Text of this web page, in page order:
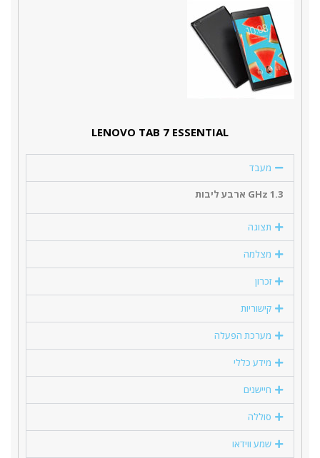
LENOVO TAB 7 ESSENTIAL
מעבד
1.3 GHz ארבע ליבות
תצוגה
מצלמה
זכרון
קישוריות
מערכת הפעלה
מידע כללי
חיישנים
סוללה
שמע ווידאו